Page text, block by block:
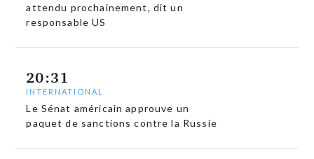
attendu prochainement, dit un
responsable US
20:31
INTERNATIONAL
Le Sénat américain approuve un
paquet de sanctions contre la Russie